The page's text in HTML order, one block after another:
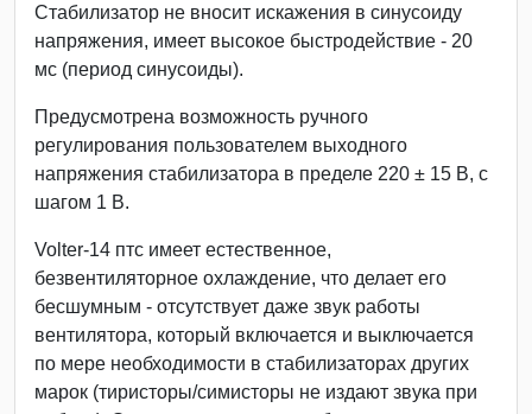
Стабилизатор не вносит искажения в синусоиду
напряжения, имеет высокое быстродействие - 20
мс (период синусоиды).
Предусмотрена возможность ручного
регулирования пользователем выходного
напряжения стабилизатора в пределе 220 ± 15 В, с
шагом 1 В.
Volter-14 птc имеет естественное,
безвентиляторное охлаждение, что делает его
бесшумным - отсутствует даже звук работы
вентилятора, который включается и выключается
по мере необходимости в стабилизаторах других
марок (тиристоры/симисторы не издают звука при